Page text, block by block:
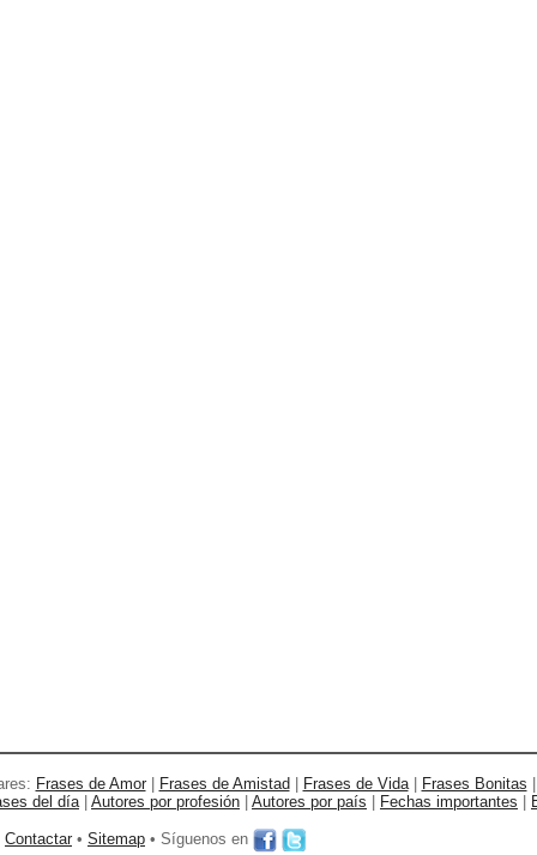
Frases de Amor| Frases de Amistad Frases de Vida| Frases Bonitas
del día| Autores por profesión Autores por país Fechas importantes
Contactar • Sitemap • Síguenos en